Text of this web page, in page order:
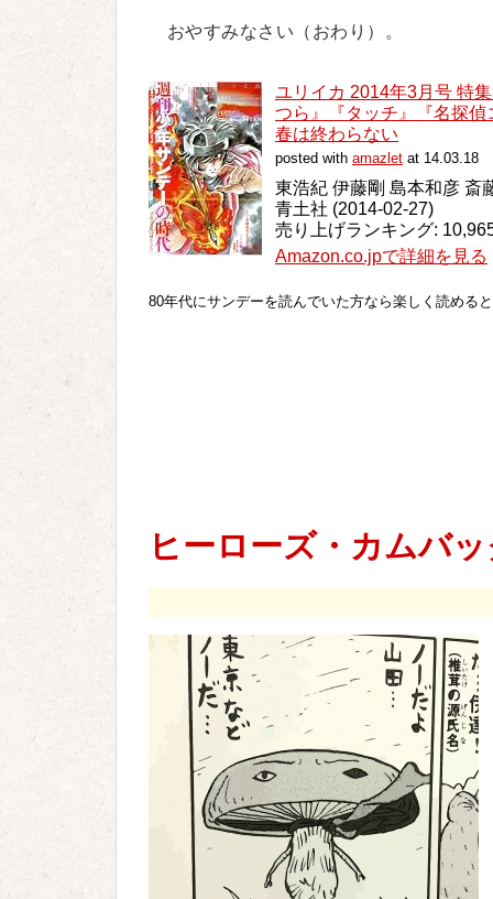
おやすみなさい（おわり）。
ユリイカ 2014年3月号 特
つら』『タッチ』『名探
春は終わらない
posted with amazlet at 14.03.18
東浩紀 伊藤剛 島本和彦 斎
青土社 (2014-02-27)
売り上げランキング:
Amazon.co.jpで詳細を見る
80年代にサンデーを読んでいた方なら楽しく読める
ヒーローズ・カムバ